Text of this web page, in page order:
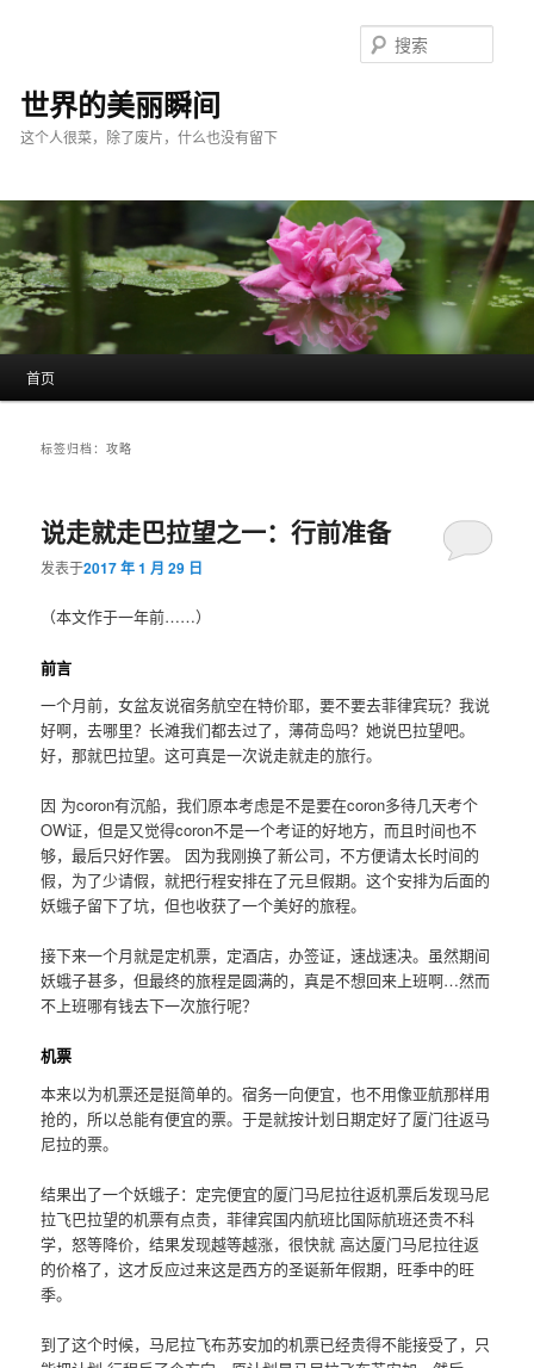
世界的美丽瞬间
这个人很菜，除了废片，什么也没有留下
索
首页
标签归档：攻略
说走就走巴拉望之一：行前准备
发表于2017 年 1 月 29 日
（本文作于一年前……）
前言
一个月前，女盆友说宿务航空在特价耶，要不要去菲律宾玩？我说
好啊，去哪里？长滩我们都去过了，薄荷岛吗？她说巴拉望吧。
好，那就巴拉望。这可真是一次说走就走的旅行。
因 为coron有沉船，我们原本考虑是不是要在coron多待几天考个
OW证，但是又觉得coron不是一个考证的好地方，而且时间也不
够，最后只好作罢。 因为我刚换了新公司，不方便请太长时间的
假，为了少请假，就把行程安排在了元旦假期。这个安排为后面的
妖蛾子留下了坑，但也收获了一个美好的旅程。
接下来一个月就是定机票，定酒店，办签证，速战速决。虽然期间
妖蛾子甚多，但最终的旅程是圆满的，真是不想回来上班啊…然而
不上班哪有钱去下一次旅行呢？
机票
本来以为机票还是挺简单的。宿务一向便宜，也不用像亚航那样用
抢的，所以总能有便宜的票。于是就按计划日期定好了厦门往返马
尼拉的票。
结果出了一个妖蛾子：定完便宜的厦门马尼拉往返机票后发现马尼
拉飞巴拉望的机票有点贵，菲律宾国内航班比国际航班还贵不科
学，怒等降价，结果发现越等越涨，很快就 高达厦门马尼拉往返
的价格了，这才反应过来这是西方的圣诞新年假期，旺季中的旺
季。
到了这个时候，马尼拉飞布苏安加的机票已经贵得不能接受了，只